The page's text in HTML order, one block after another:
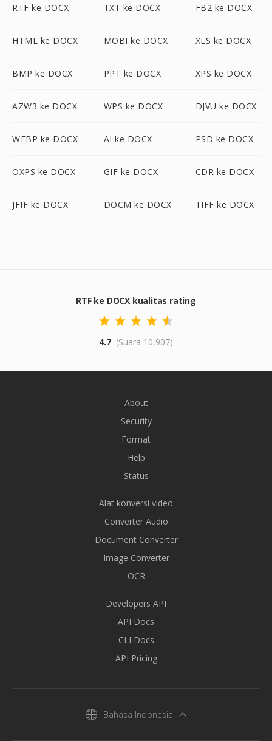
RTF ke DOCX TXT ke DOCX FB2 ke DOCX
HTML ke DOCX MOBI ke DOCX XLS ke DOCX
BMP ke DOCX PPT ke DOCX XPS ke DOCX
AZW3 ke DOCX WPS ke DOCX DJVU ke DOCX
WEBP ke DOCX AI ke DOCX PSD ke DOCX
OXPS ke DOCX GIF ke DOCX CDR ke DOCX
JFIF ke DOCX DOCM ke DOCX TIFF ke DOCX
RTF ke DOCX kualitas rating
4.7 (Suara 10,907)
About
Security
Format
Help
Status
Alat konversi video
Converter Audio
Document Converter
Image Converter
OCR
Developers API
API Docs
CLI Docs
API Pricing
Bahasa Indonesia